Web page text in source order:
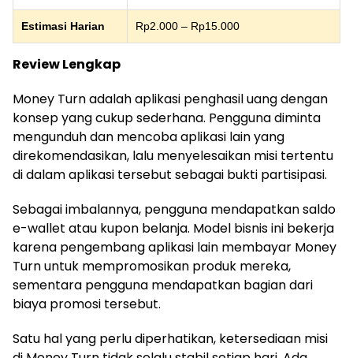
Estimasi Harian Rp2.000 – Rp15.000
Review Lengkap
Money Turn adalah aplikasi penghasil uang dengan
konsep yang cukup sederhana. Pengguna diminta
mengunduh dan mencoba aplikasi lain yang
direkomendasikan, lalu menyelesaikan misi tertentu
di dalam aplikasi tersebut sebagai bukti partisipasi.
Sebagai imbalannya, pengguna mendapatkan saldo
e-wallet atau kupon belanja. Model bisnis ini bekerja
karena pengembang aplikasi lain membayar Money
Turn untuk mempromosikan produk mereka,
sementara pengguna mendapatkan bagian dari
biaya promosi tersebut.
Satu hal yang perlu diperhatikan, ketersediaan misi